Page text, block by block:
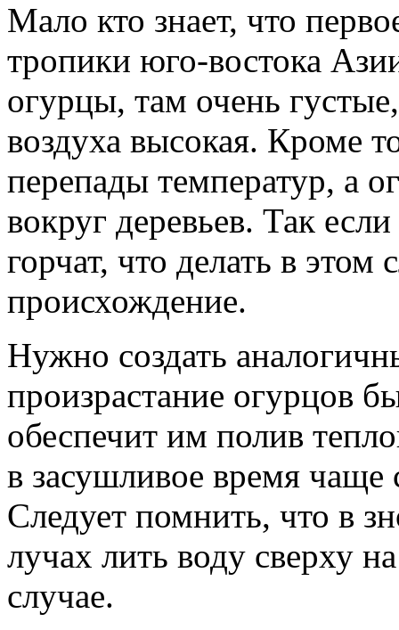
Мало кто знает, что
тропики юго-востока
огурцы, там очень
воздуха высокая. Кроме
перепады температур, а
вокруг деревьев. Так
горчат, что делать в этом
происхождение.
Нужно создать
произрастание огурцов
обеспечит им полив
в засушливое время чаще
Следует помнить, что в
лучах лить воду сверху
случае.